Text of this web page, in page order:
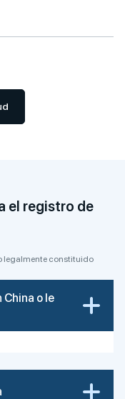
el registro de
legalmente constituido
China o le